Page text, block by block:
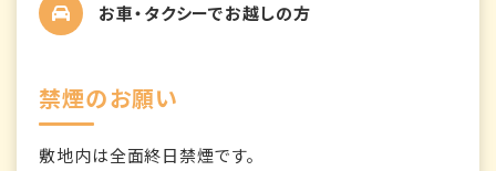
お車・タクシーでお越しの方
禁煙のお願い
敷地内は全面終日禁煙です。